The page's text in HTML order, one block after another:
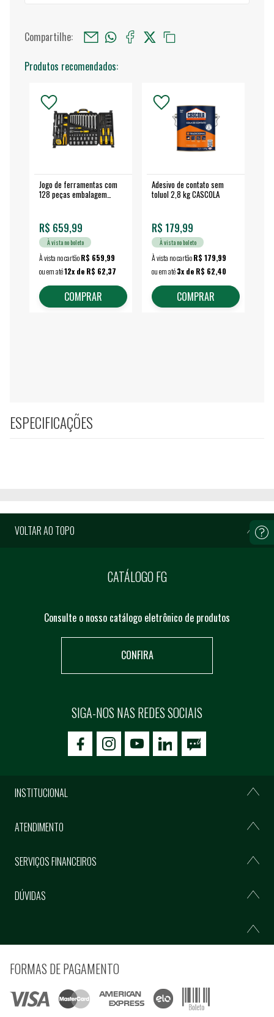
Compartilhe:
Produtos recomendados:
Jogo de ferramentas com
128 peças embalagem
R$ 659,99
À vista no boleto
À vista no cartãoR$ 659,99
ou em até12x de R$ 62,37
COMPRAR
Adesivo de contato sem
toluol 2,8 kg CASCOLA
R$ 179,99
À vista no boleto
À vista no cartãoR$ 179,99
ou em até3x de R$ 62,40
COMPRAR
ESPECIFICAÇÕES
VOLTAR AO TOPO
CATÁLOGO FG
Consulte o nosso catálogo eletrônico de produtos
CONFIRA
SIGA-NOS NAS REDES SOCIAIS
icon-facebookicon-social02icon-social03
INSTITUCIONAL
ATENDIMENTO
SERVIÇOS FINANCEIROS
DÚVIDAS
FORMAS DE PAGAMENTO